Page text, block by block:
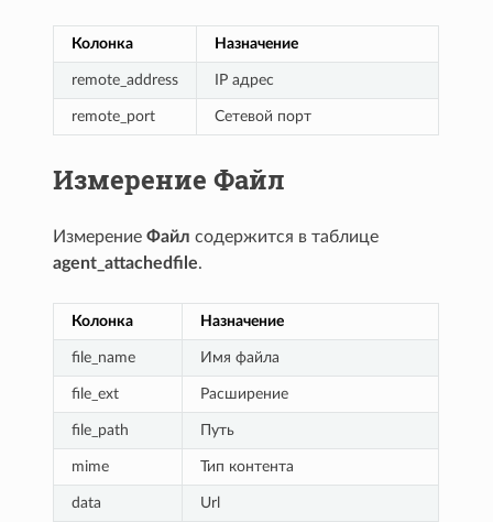
Колонка Назначение
remote_address IP адрес
remote_port Сетевой порт
Измерение Файл
ИзмерениеФайл содержится в таблице
agent_attachedfile.
Колонка Назначение
file_name Имя файла
file_ext Расширение
file_path Путь
mime Тип контента
data Url